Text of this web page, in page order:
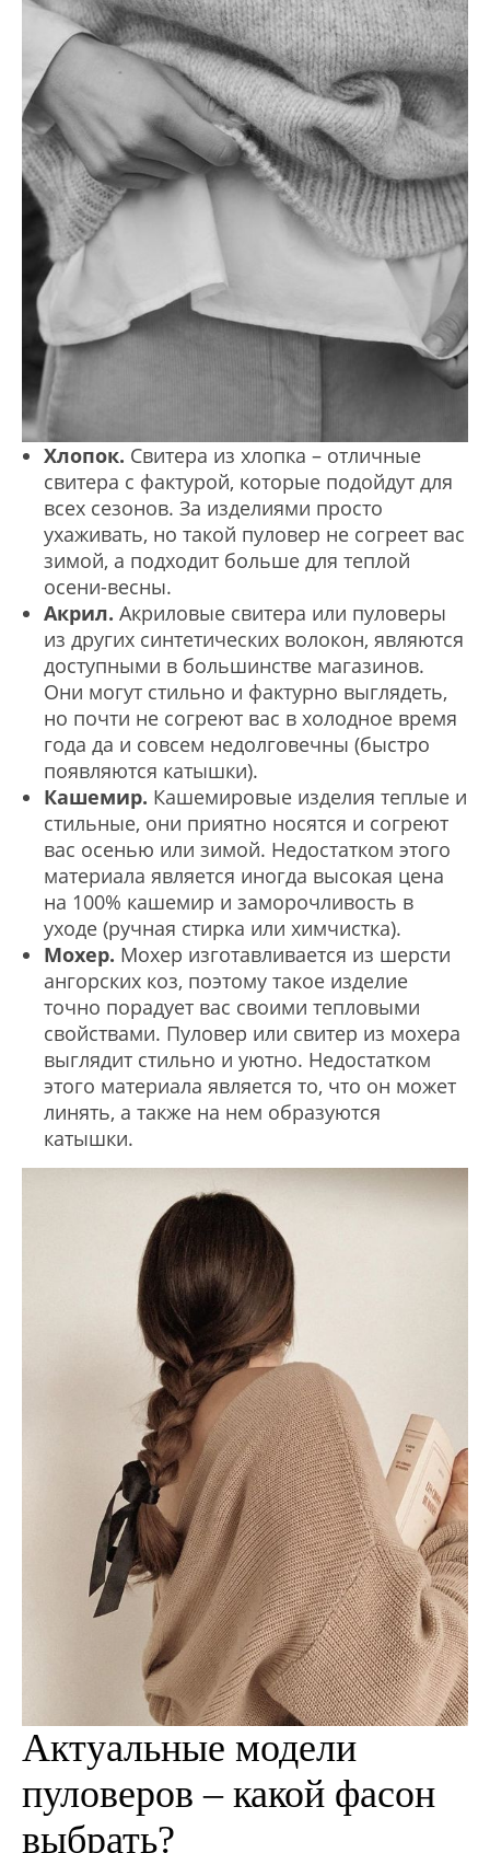
Хлопок. Свитера из хлопка – отличные
свитера с фактурой, которые подойдут для
всех сезонов. За изделиями просто
ухаживать, но такой пуловер не согреет вас
зимой, а подходит больше для теплой
осени-весны.
Акрил. Акриловые свитера или пуловеры
из других синтетических волокон, являются
доступными в большинстве магазинов.
Они могут стильно и фактурно выглядеть,
но почти не согреют вас в холодное время
года да и совсем недолговечны (быстро
появляются катышки).
Кашемир. Кашемировые изделия теплые и
стильные, они приятно носятся и согреют
вас осенью или зимой. Недостатком этого
материала является иногда высокая цена
на 100% кашемир и заморочливость в
уходе (ручная стирка или химчистка).
Мохер. Мохер изготавливается из шерсти
ангорских коз, поэтому такое изделие
точно порадует вас своими тепловыми
свойствами. Пуловер или свитер из мохера
выглядит стильно и уютно. Недостатком
этого материала является то, что он может
линять, а также на нем образуются
катышки.
Актуальные модели
пуловеров – какой фасон
выбрать?